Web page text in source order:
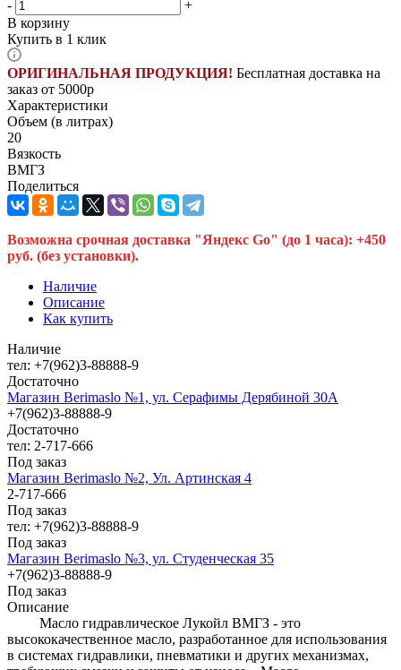
-
+
В корзину
Купить в 1 клик
ОРИГИНАЛЬНАЯ ПРОДУКЦИЯ! Бесплатная доставка на
заказ от 5000р
Характеристики
Объем (в литрах)
20
Вязкость
ВМГЗ
Поделиться
Возможна срочная доставка "Яндекс Go" (до 1 часа): +450
руб. (без установки).
Наличие
Описание
Как купить
Наличие
тел: +7(962)3-88888-9
Достаточно
Магазин Berimaslo №1, ул. Серафимы Дерябиной 30А
+7(962)3-88888-9
Достаточно
тел: 2-717-666
Под заказ
Магазин Berimaslo №2, Ул. Артинская 4
2-717-666
Под заказ
тел: +7(962)3-88888-9
Под заказ
Магазин Berimaslo №3, ул. Студенческая 35
+7(962)3-88888-9
Под заказ
Описание
Масло гидравлическое Лукойл ВМГЗ - это
высококачественное масло, разработанное для использования
в системах гидравлики, пневматики и других механизмах,